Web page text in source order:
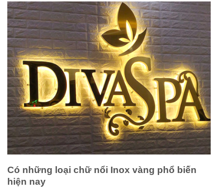
Có những loại chữ nổi Inox vàng phổ biến
hiện nay